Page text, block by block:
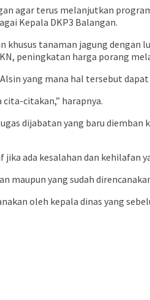
agar terus melanjutkan
Kepala DKP3 Balangan.
tanaman jagung dengan
peningkatan harga porang
yang mana hal tersebut
citakan,” harapnya.
dijabatan yang baru diemban
ada kesalahan dan kehilafan
yang sudah
oleh kepala dinas yang